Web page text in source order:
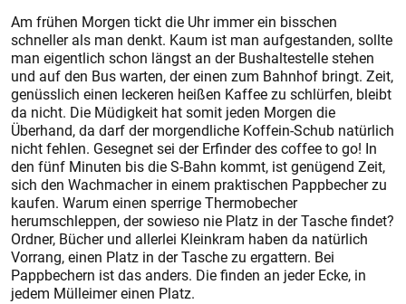
Am frühen Morgen tickt die Uhr immer ein bisschen
schneller als man denkt. Kaum ist man aufgestanden, sollte
man eigentlich schon längst an der Bushaltestelle stehen
und auf den Bus warten, der einen zum Bahnhof bringt. Zeit,
genüsslich einen leckeren heißen Kaffee zu schlürfen, bleibt
da nicht. Die Müdigkeit hat somit jeden Morgen die
Überhand, da darf der morgendliche Koffein-Schub natürlich
nicht fehlen. Gesegnet sei der Erfinder des coffee to go! In
den fünf Minuten bis die S-Bahn kommt, ist genügend Zeit,
sich den Wachmacher in einem praktischen Pappbecher zu
kaufen. Warum einen sperrige Thermobecher
herumschleppen, der sowieso nie Platz in der Tasche findet?
Ordner, Bücher und allerlei Kleinkram haben da natürlich
Vorrang, einen Platz in der Tasche zu ergattern. Bei
Pappbechern ist das anders. Die finden an jeder Ecke, in
jedem Mülleimer einen Platz.